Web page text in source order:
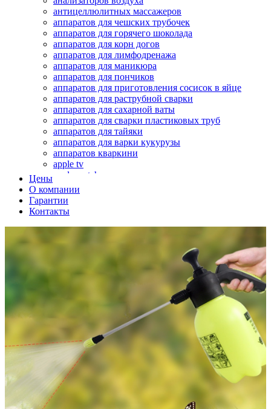
антицеллюлитных массажеров
аппаратов для чешских трубочек
аппаратов для горячего шоколада
аппаратов для корн догов
аппаратов для лимфодренажа
аппаратов для маникюра
аппаратов для пончиков
аппаратов для приготовления сосисок в яйце
аппаратов для раструбной сварки
аппаратов для сахарной ваты
аппаратов для сварки пластиковых труб
аппаратов для тайяки
аппаратов для варки кукурузы
аппаратов кваркини
apple tv
apple watch
аромадиффузоров
аромастанций
ароматизаторов воздуха
аудиоплееров
аудиопроцессоров
аудиоусилителей
авто акустики, автомобильной акустики
авто мониторов
автохолодильников
автокондиционера
автоматики для генераторов
автоматики управления
автоматики вентустановок
автомобильных телевизоров
автомоек
автотрансформаторов
багги
бактерицидной лампы
беговых дорожек
Цены
О компании
Гарантии
Контакты